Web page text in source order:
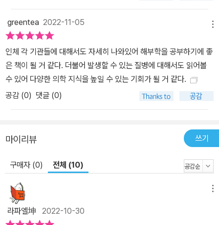
greentea 2022-11-05
인체 각 기관들에 대해서도 자세히 나와있어 해부학을 공부하기에 좋
은 책이 될 거 같다. 더불어 발생할 수 있는 질병에 대해서도 읽어볼
수 있어 다양한 의학 지식을 높일 수 있는 기회가 될 거 같다.
공감 (0) 댓글 (0)
마이리뷰 쓰기
구매자 (0) 전체 (10)
라파엘坤 2022-10-30